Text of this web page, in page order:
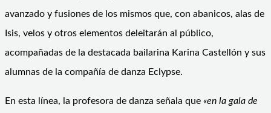
avanzado y fusiones de los mismos que, con abanicos, alas de
Isis, velos y otros elementos deleitarán al público,
acompañadas de la destacada bailarina Karina Castellón y sus
alumnas de la compañía de danza Eclypse.
En esta línea, la profesora de danza señala que «en la gala de